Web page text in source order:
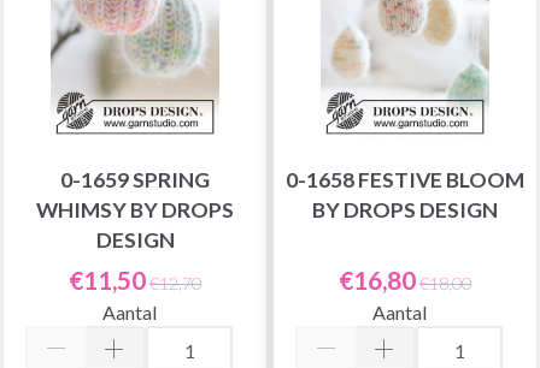
0-1659 SPRING
WHIMSY BY DROPS
DESIGN
€11,50€12,70
Aantal
0-1658 FESTIVE BLOOM
BY DROPS DESIGN
€16,80€18,00
Aantal